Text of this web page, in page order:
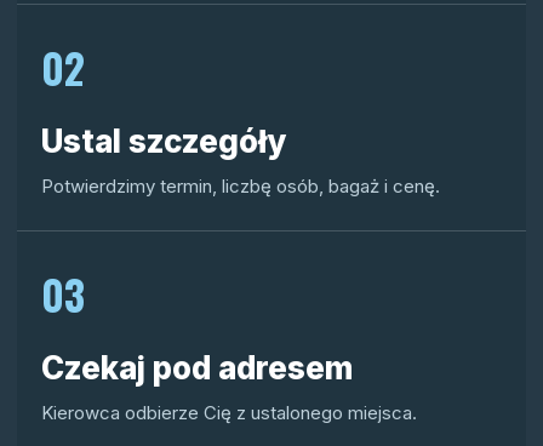
02
Ustal szczegóły
Potwierdzimy termin, liczbę osób, bagaż i cenę.
03
Czekaj pod adresem
Kierowca odbierze Cię z ustalonego miejsca.